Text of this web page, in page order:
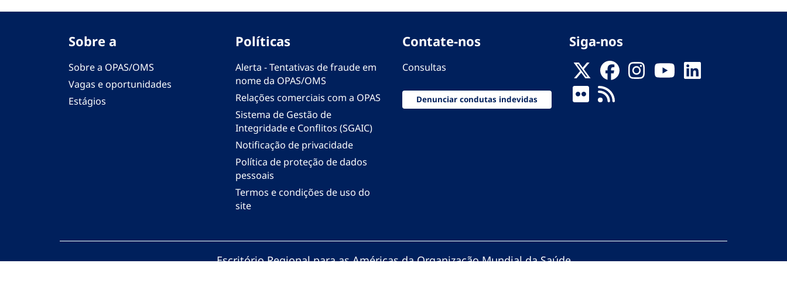
Sobre a
Sobre a OPAS/OMS
Vagas e oportunidades
Estágios
Políticas
Alerta - Tentativas de fraude em
nome da OPAS/OMS
Relações comerciais com a OPAS
Sistema de Gestão de
Integridade e Conflitos (SGAIC)
Notificação de privacidade
Política de proteção de dados
pessoais
Termos e condições de uso do
site
Contate-nos
Consultas
Denunciar condutas indevidas
Siga-nos
Escritório Regional para as Américas da Organização Mundial da Saúde